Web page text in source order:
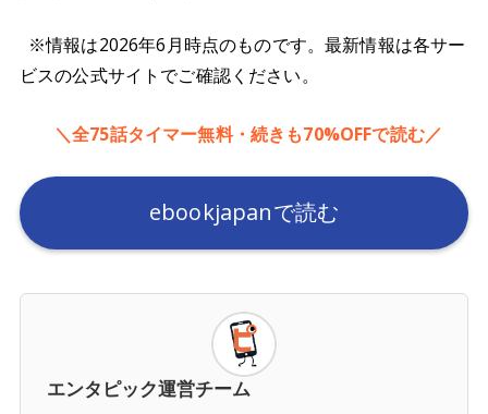
※情報は2026年6月時点のものです。最新情報は各サー
ビスの公式サイトでご確認ください。
＼全75話タイマー無料・続きも70%OFFで読む／
ebookjapanで読む
エンタピック運営チーム